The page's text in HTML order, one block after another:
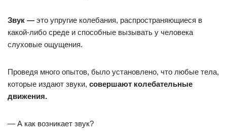
Звук — это упругие колебания, распространяющиеся в
какой-либо среде и способные вызывать у человека
слуховые ощущения.
Проведя много опытов, было установлено, что любые тела,
которые издают звуки, совершают колебательные
движения.
— А как возникает звук?